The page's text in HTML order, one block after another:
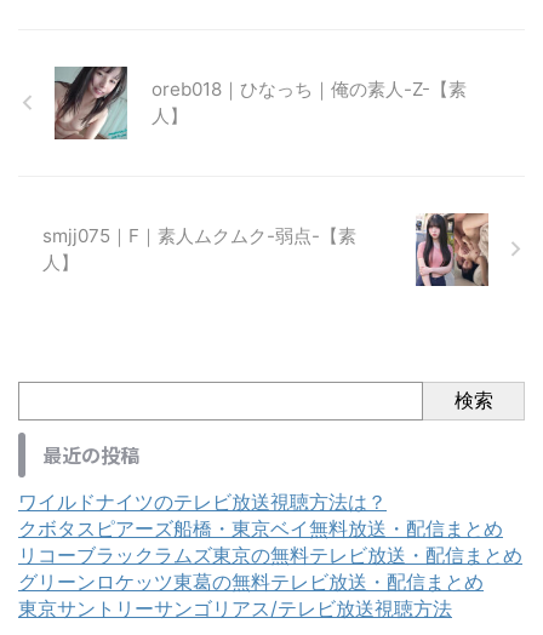
oreb018｜ひなっち｜俺の素人-Z-【素
人】
smjj075｜F｜素人ムクムク-弱点-【素
人】
検索
最近の投稿
ワイルドナイツのテレビ放送視聴方法は？
クボタスピアーズ船橋・東京ベイ無料放送・配信まとめ
リコーブラックラムズ東京の無料テレビ放送・配信まとめ
グリーンロケッツ東葛の無料テレビ放送・配信まとめ
東京サントリーサンゴリアス/テレビ放送視聴方法